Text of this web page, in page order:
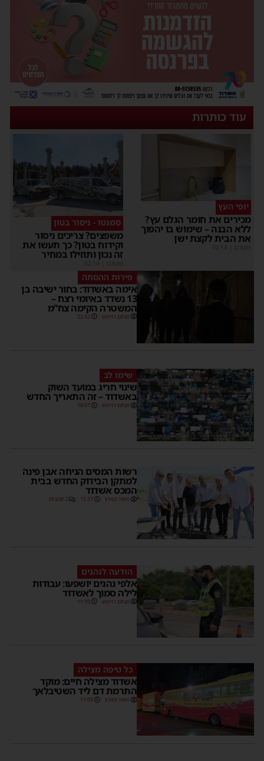
עוד כותרות
יופי העץ
מכירים את חומר הגלם עץ?
ללא הבנה – שימוש בו יהפוך
את הבית לקצת ישן
מקודם
סמנטו - ניסור בטון
משפצים? צריכים ניסור
וקידוח בטון? כך תעשו את
זה נכון ותוזילו במחיר
מקודם
פירות ההסתה
אימה באשדוד: בחור ישיבה בן
13 נשדד באיומי רצח –
המשטרה הקימה צח”מ
מנחם דויטש 22:32
שימו לב
שינוי חריג במועד השוק
באשדוד – זה התאריך החדש
מנחם דויטש 16:07
רשות המסים הניחה אבן פינה
למתקן הבידוק החדש בבית
המכס אשדוד
משה קאהן 15:37 2 תגובות
הודעה לנהגים
אלפי נהגים יושפעו: עבודות
לילה סמוך לאשדוד
מנחם דויטש 11:10
כל טיפה מצילה
אשדוד מצילה חיים: מוקד
התרמת דם ליד השטיבלאך
משה קאהן 11:05